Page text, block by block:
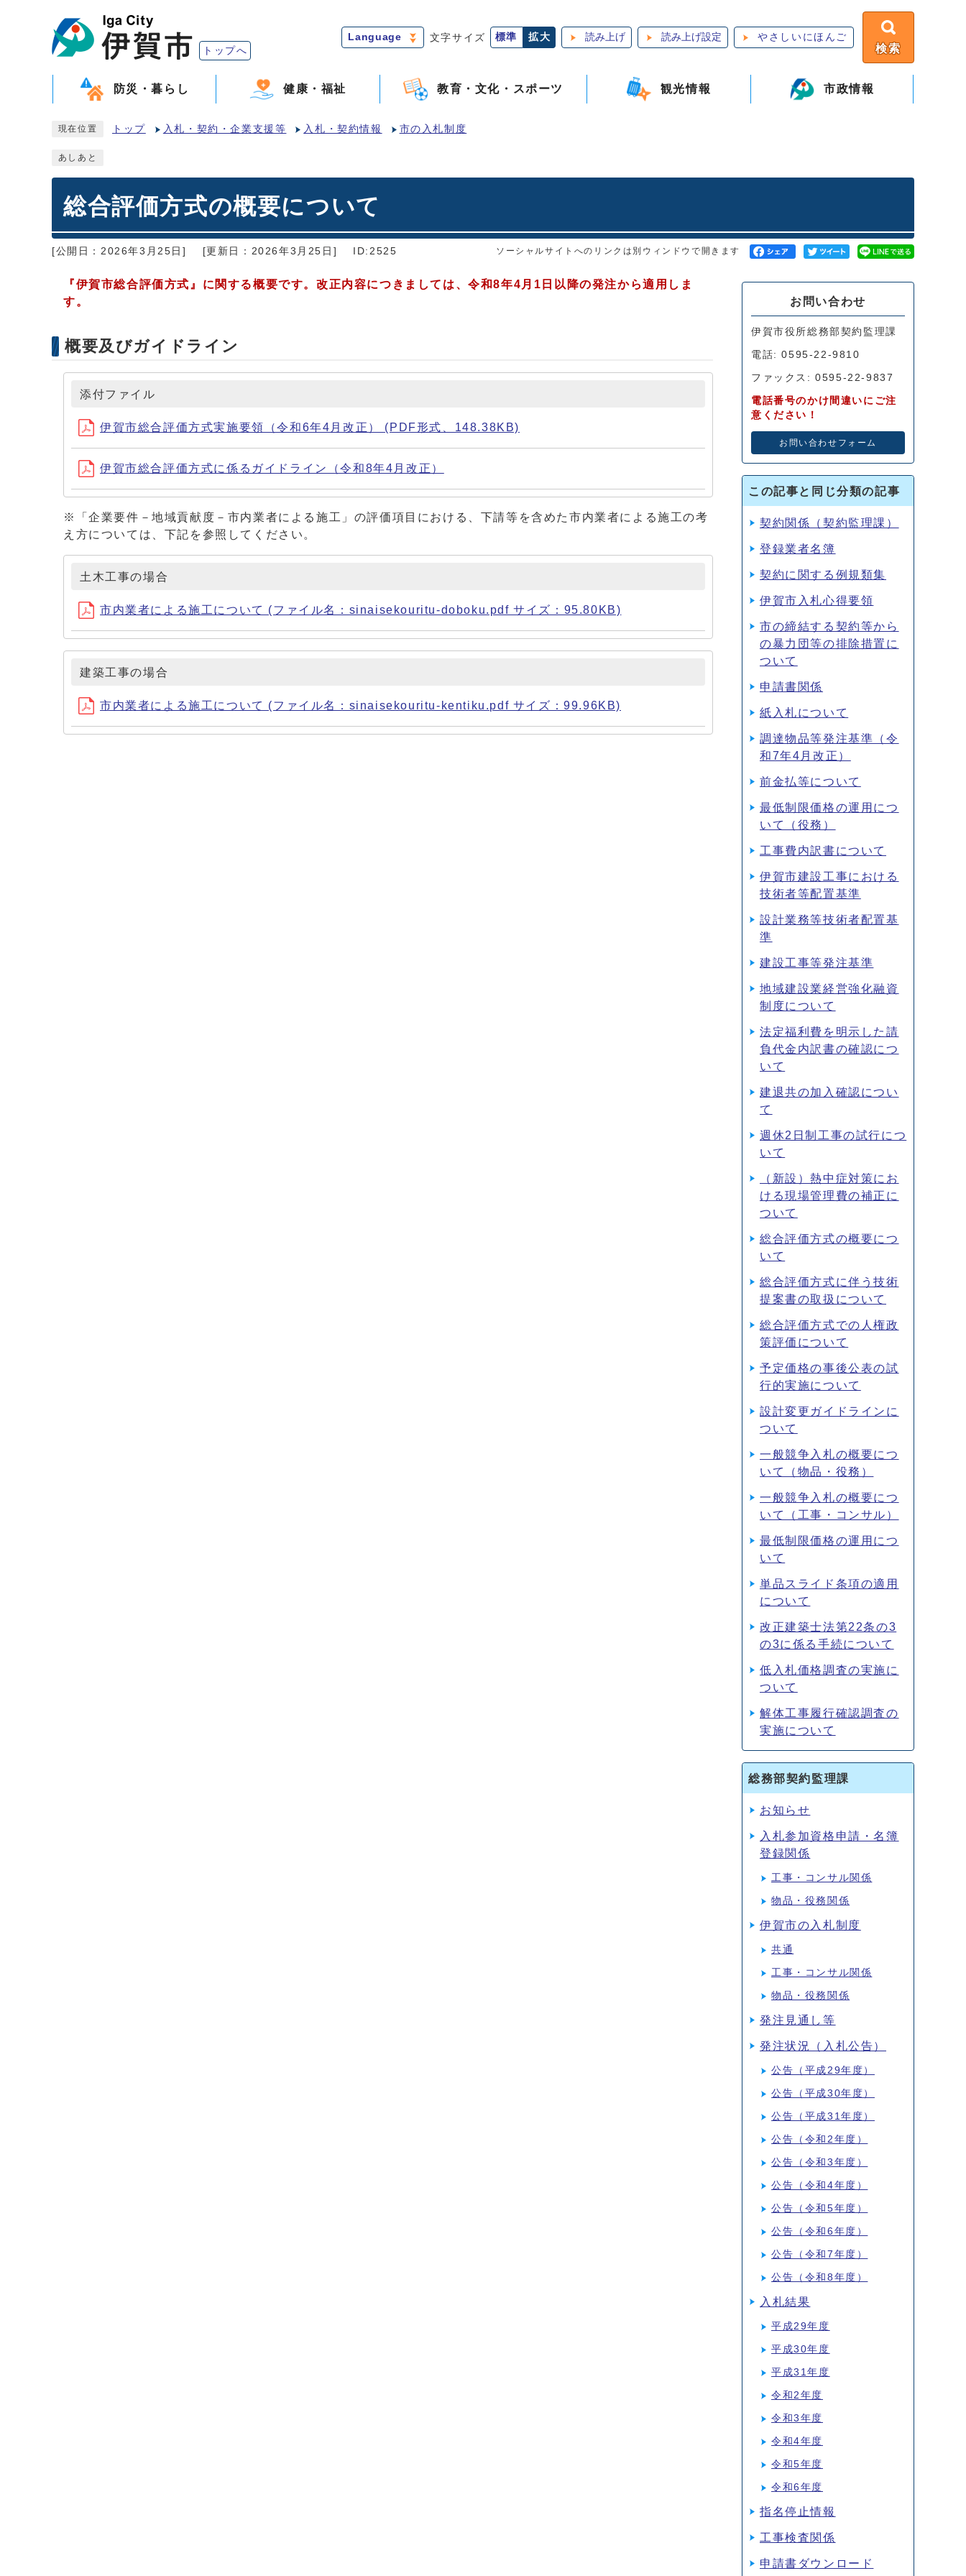
トップへ
Language 文字サイズ 標準 拡大 読み上げ 読み上げ設定 やさしいにほんご
検索
防災・暮らし 健康・福祉 教育・文化・スポーツ 観光情報 市政情報
現在位置 トップ 入札・契約・企業支援等 入札・契約情報 市の入札制度
あしあと
総合評価方式の概要について
[公開日：2026年3月25日] [更新日：2026年3月25日] ID:2525 ソーシャルサイトへのリンクは別ウィンドウで開きます
『伊賀市総合評価方式』に 関する概要です。改正内容につきましては、令和8年4月1日以降の発注から適用しま
す。
概要及びガイドライン
添付ファイル
伊賀市総合評価方式実施要領（令和6年4月改正） (PDF形式、148.38KB)
伊賀市総合評価方式に係るガイドライン（令和8年4月改正）
※「企業要件－地域貢献度－市内業者による施工」の評価項目における、下請等を含めた市内業者による施工の考
え方については、下記を参照してください。
土木工事の場合
市内業者による施工について (ファイル名：sinaisekouritu-doboku.pdf サイズ：95.80KB)
建築工事の場合
市内業者による施工について (ファイル名：sinaisekouritu-kentiku.pdf サイズ：99.96KB)
お問い合わせ
伊賀市役所総務部契約監理課
電話: 0595-22-9810
ファックス: 0595-22-9837
電話番号のかけ間違いにご注
意ください！
お問い合わせフォーム
この記事と同じ分類の記事
契約関係（契約監理課）
登録業者名簿
契約に関する例規類集
伊賀市入札心得要領
市の締結する契約等から
の暴力団等の排除措置に
ついて
申請書関係
紙入札について
調達物品等発注基準（令
和7年4月改正）
前金払等について
最低制限価格の運用につ
いて（役務）
工事費内訳書について
伊賀市建設工事における
技術者等配置基準
設計業務等技術者配置基
準
建設工事等発注基準
地域建設業経営強化融資
制度について
法定福利費を明示した請
負代金内訳書の確認につ
いて
建退共の加入確認につい
て
週休2日制工事の試行につ
いて
（新設）熱中症対策にお
ける現場管理費の補正に
ついて
総合評価方式の概要につ
いて
総合評価方式に伴う技術
提案書の取扱について
総合評価方式での人権政
策評価について
予定価格の事後公表の試
行的実施について
設計変更ガイドラインに
ついて
一般競争入札の概要につ
いて（物品・役務）
一般競争入札の概要につ
いて（工事・コンサル）
最低制限価格の運用につ
いて
単品スライド条項の適用
について
改正建築士法第22条の3
の3に係る手続について
低入札価格調査の実施に
ついて
解体工事履行確認調査の
実施について
総務部契約監理課
お知らせ
入札参加資格申請・名簿
登録関係
工事・コンサル関係
物品・役務関係
伊賀市の入札制度
共通
工事・コンサル関係
物品・役務関係
発注見通し等
発注状況（入札公告）
公告（平成29年度）
公告（平成30年度）
公告（平成31年度）
公告（令和2年度）
公告（令和3年度）
公告（令和4年度）
公告（令和5年度）
公告（令和6年度）
公告（令和7年度）
公告（令和8年度）
入札結果
平成29年度
平成30年度
平成31年度
令和2年度
令和3年度
令和4年度
令和5年度
令和6年度
指名停止情報
工事検査関係
申請書ダウンロード